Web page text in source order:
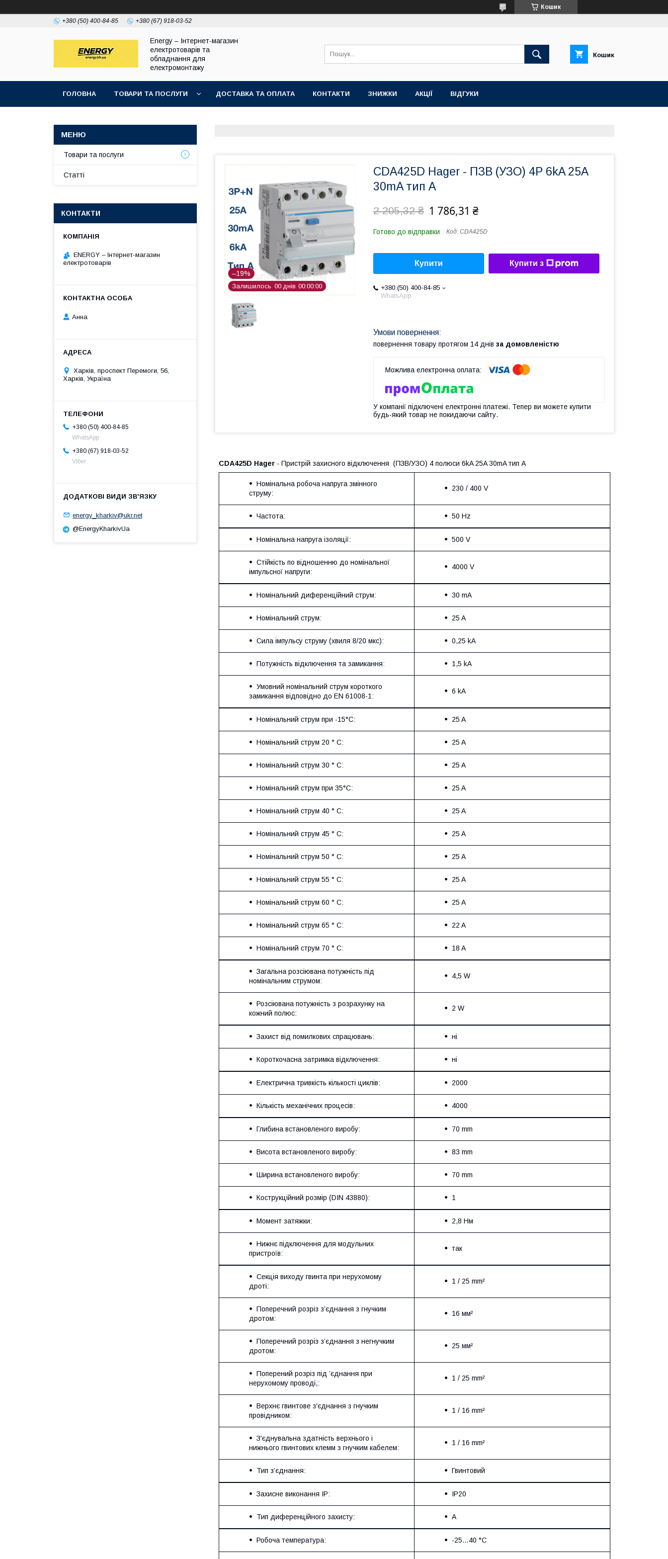
Кошик
+380 (50) 400-84-85 +380 (67) 918-03-52
Energy – Інтернет-магазин
електротоварів та
обладнання для
електромонтажу
Кошик
ГОЛОВНА ТОВАРИ ТА ПОСЛУГИ ДОСТАВКА ТА ОПЛАТА КОНТАКТИ ЗНИЖКИ АКЦІЇ ВІДГУКИ
–19%
Залишилось 00 днів 00 00 00
CDA425D Hager - ПЗВ (УЗО) 4P 6kA 25A
30mA тип A
2 205,32 ₴ 1 786,31 ₴
Готово до відправки Код: CDA425D
Купити Купити з
+380 (50) 400-84-85
WhatsApp
повернення товару протягом 14 днів за домовленістю
У компанії підключені електронні платежі. Тепер ви можете купити
будь-який товар не покидаючи сайту.
CDA425D Hager - Пристрій захисного відключення (ПЗВ/УЗО) 4 полюси 6kA 25A 30mA тип A
Номінальна робоча напруга змінного
струму:
230 / 400 V
Частота: 50 Hz
Номінальна напруга ізоляції: 500 V
Стійкість по відношенню до номінальної
імпульсної напруги:
4000 V
Номінальний диференційний струм: 30 mA
Номінальний струм: 25 A
Сила імпульсу струму (хвиля 8/20 мкс): 0,25 kA
Потужність відключення та замикання: 1,5 kA
Умовний номінальний струм короткого
замикання відповідно до EN 61008-1:
6 kA
Номінальний струм при -15°C: 25 A
Номінальний струм 20 ° C: 25 A
Номінальний струм 30 ° C: 25 A
Номінальний струм при 35°C: 25 A
Номінальний струм 40 ° C: 25 A
Номінальний струм 45 ° C: 25 A
Номінальний струм 50 ° C: 25 A
Номінальний струм 55 ° C: 25 A
Номінальний струм 60 ° C: 25 A
Номінальний струм 65 ° C: 22 A
Номінальний струм 70 ° C: 18 A
Загальна розсіювана потужність під
номінальним струмом:
4,5 W
Розсіювана потужність з розрахунку на
кожний полюс:
2 W
Захист від помилкових спрацювань: ні
Короткочасна затримка відключення: ні
Електрична тривкість кількості циклів: 2000
Кількість механічних процесів: 4000
Глибина встановленого виробу: 70 mm
Висота встановленого виробу: 83 mm
Ширина встановленого виробу: 70 mm
Кострукційний розмір (DIN 43880): 1
Момент затяжки: 2,8 Нм
Нижнє підключення для модульних
пристроїв:
так
Секція виходу гвинта при нерухомому
дроті:
1 / 25 mm²
Поперечний розріз з’єднання з гнучким
дротом:
16 мм²
Поперечний розріз з’єднання з негнучким
дротом:
25 мм²
Поперений розріз під ’єднання при
нерухомому проводі,:
1 / 25 mm²
Верхнє гвинтове з'єднання з гнучким
провідником:
1 / 16 mm²
З'єднувальна здатність верхнього і
нижнього гвинтових клемм з гнучким кабелем:
1 / 16 mm²
Тип з’єднання: Гвинтовий
Захисне виконання ІР: IP20
Тип диференційного захисту: A
Робоча температура: -25…40 °C
Товари та послуги
Статті
КОНТАКТИ
ENERGY – Інтернет-магазин
електротоварів
Анна
Харків, проспект Перемоги, 56,
Харків, Україна
+380 (50) 400-84-85
WhatsApp
+380 (67) 918-03-52
Viber
energy_kharkiv@ukr.net
@EnergyKharkivUa